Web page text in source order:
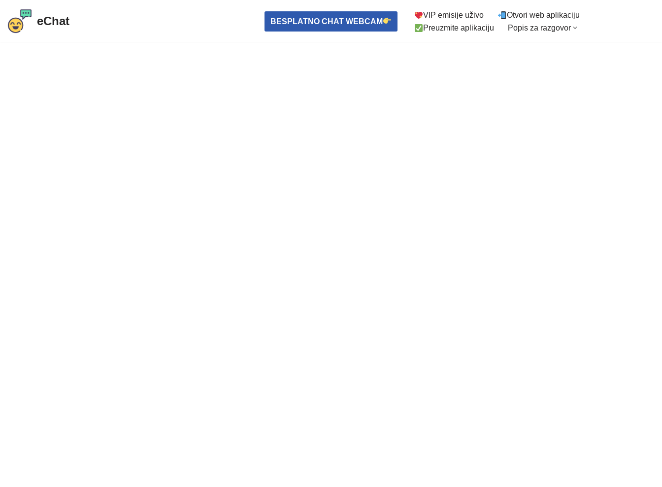
Preskoči eChat BESPLATNO CHAT WEBCAM
VIP emisije uživo
Otvori web aplikaciju
Preuzmite aplikaciju
Popis za razgovor